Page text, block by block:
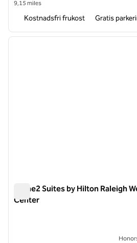
9,15 miles
Kostnadsfri frukost Gratis
1 av 12
Home2 Suites by Hilton Raleigh
Center